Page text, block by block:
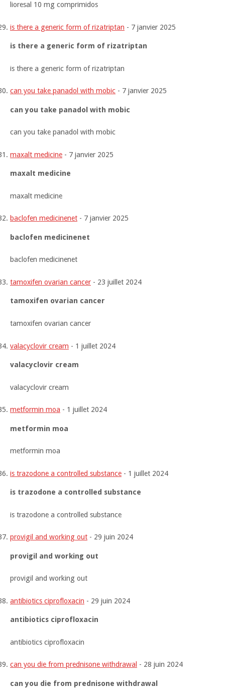
lioresal 10 mg comprimidos
is there a generic form of rizatriptan - 7 janvier 2025
is there a generic form of rizatriptan
is there a generic form of rizatriptan
can you take panadol with mobic - 7 janvier 2025
can you take panadol with mobic
can you take panadol with mobic
maxalt medicine - 7 janvier 2025
maxalt medicine
maxalt medicine
baclofen medicinenet - 7 janvier 2025
baclofen medicinenet
baclofen medicinenet
tamoxifen ovarian cancer - 23 juillet 2024
tamoxifen ovarian cancer
tamoxifen ovarian cancer
valacyclovir cream - 1 juillet 2024
valacyclovir cream
valacyclovir cream
metformin moa - 1 juillet 2024
metformin moa
metformin moa
is trazodone a controlled substance - 1 juillet 2024
is trazodone a controlled substance
is trazodone a controlled substance
provigil and working out - 29 juin 2024
provigil and working out
provigil and working out
antibiotics ciprofloxacin - 29 juin 2024
antibiotics ciprofloxacin
antibiotics ciprofloxacin
can you die from prednisone withdrawal - 28 juin 2024
can you die from prednisone withdrawal